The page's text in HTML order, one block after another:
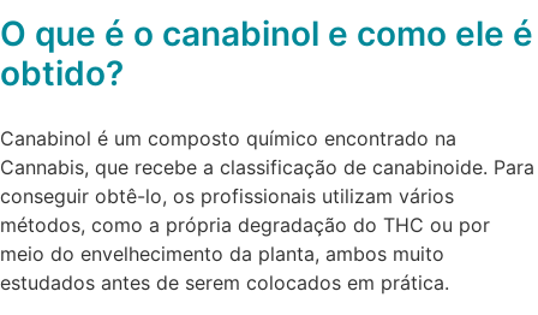
O que é o canabinol e como ele é
obtido?
Canabinol é um composto químico encontrado na
Cannabis, que recebe a classificação de canabinoide. Para
conseguir obtê-lo, os profissionais utilizam vários
métodos, como a própria degradação do THC ou por
meio do envelhecimento da planta, ambos muito
estudados antes de serem colocados em prática.